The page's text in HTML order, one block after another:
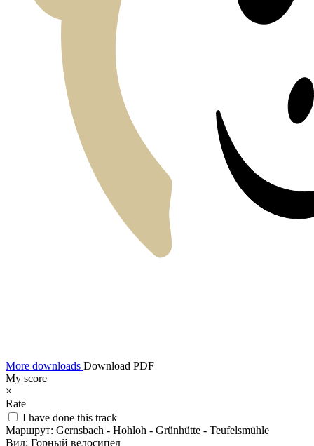
More downloads Download PDF
My score
×
Rate
I have done this track
Маршрут: Gernsbach - Hohloh - Grünhütte - Teufelsmühle
Вид: Горный велосипед